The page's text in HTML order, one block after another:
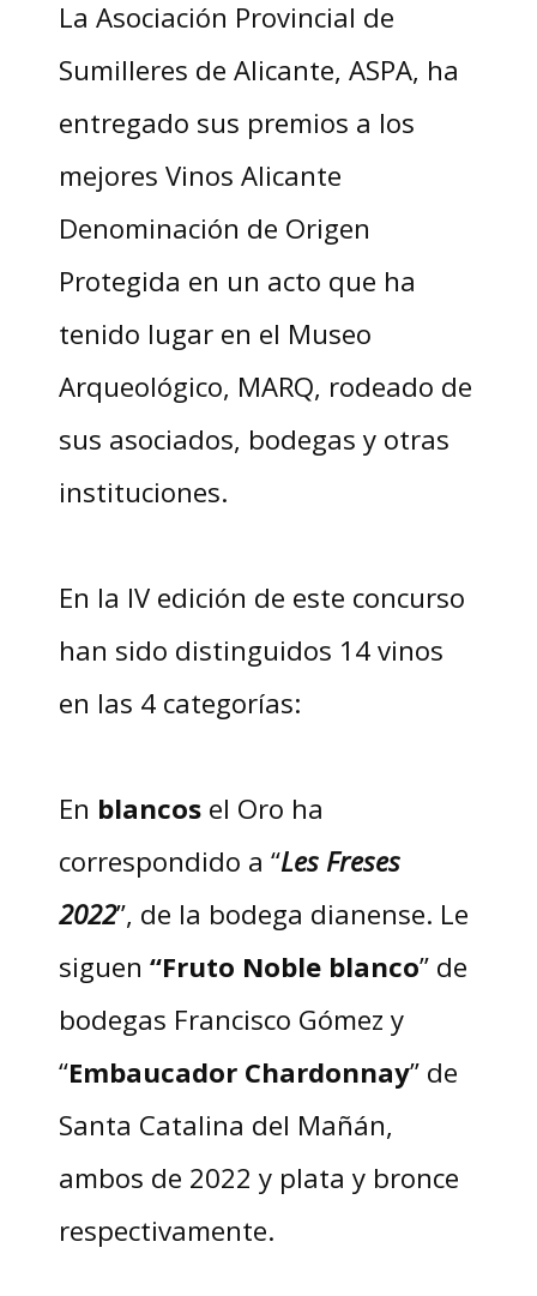
La Asociación Provincial de
Sumilleres de Alicante, ASPA, ha
entregado sus premios a los
mejores Vinos Alicante
Denominación de Origen
Protegida en un acto que ha
tenido lugar en el Museo
Arqueológico, MARQ, rodeado de
sus asociados, bodegas y otras
instituciones.
En la IV edición de este concurso
han sido distinguidos 14 vinos
en las 4 categorías:
En blancosel Oro ha
correspondido a “Les Freses
2022”, de la bodega dianense. Le
siguen “Fruto Noble blanco” de
bodegas Francisco Gómez y
“Embaucador Chardonnay” de
Santa Catalina del Mañán,
ambos de 2022 y plata y bronce
respectivamente.